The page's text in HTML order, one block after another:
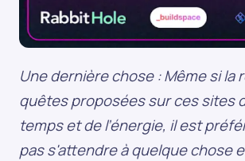
Une dernière chose : Même si la
quêtes proposées sur ces sites
temps et de l’énergie, il est
pas s'attendre à quelque chose